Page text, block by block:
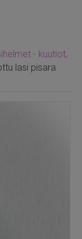
- kuutiot,
lasi pisara